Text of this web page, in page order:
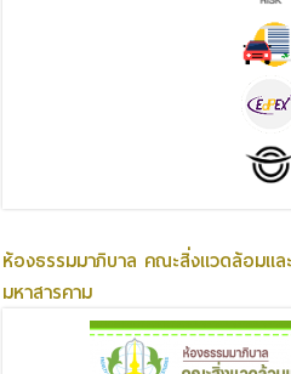
ห้องธรรมมาภิบาล คณะสิ่งแวดล้อมแ
มหาสารคาม